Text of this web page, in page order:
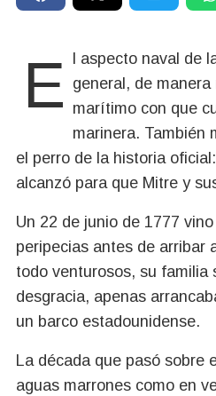
El aspecto naval de la Revolución de Mayo y la posterior lucha por la independencia se valora en general, de
marítimo con que
marinera. También
el perro de la historia
alcanzó para que Mitre y
Un 22 de junio de 1777
peripecias antes de arribar
todo venturosos, su familia
desgracia, apenas
un barco estadounidense.
La década que pasó sobre
aguas marrones como en